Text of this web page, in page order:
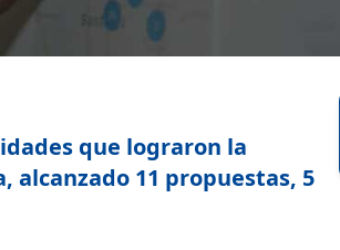
que lograron la
alcanzado 11 propuestas, 5